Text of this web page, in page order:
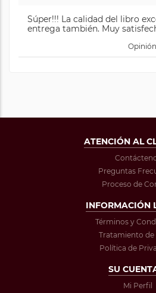
Súper!!! La calidad del libro
entrega también. Muy
ATENCIÓN AL
Preguntas
Proceso de
INFORMACIÓN
Términos y
Tratamiento de
Política de
SU
Mi Perfil